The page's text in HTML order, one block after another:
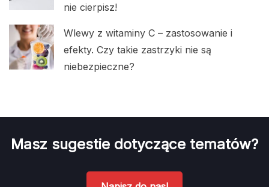
nie cierpisz!
Wlewy z witaminy C – zastosowanie i
efekty. Czy takie zastrzyki nie są
niebezpieczne?
Masz sugestie dotyczące tematów?